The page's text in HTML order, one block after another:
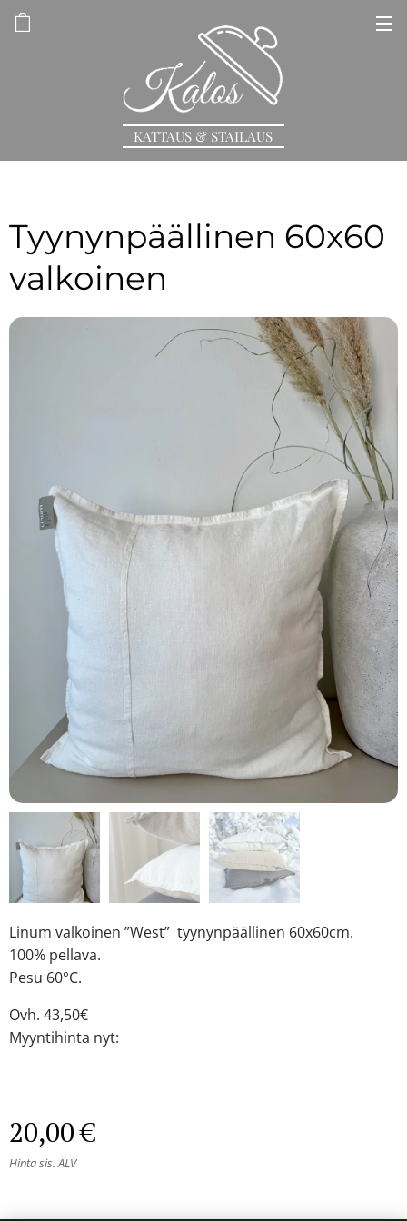
KATTAUS & STAILAUS
Tyynynpäällinen 60x60
valkoinen
Linum valkoinen ”West” tyynynpäällinen 60x60cm.
100% pellava.
Pesu 60°C.
Ovh. 43,50€
Myyntihinta nyt:
20,00€
Hinta sis. ALV